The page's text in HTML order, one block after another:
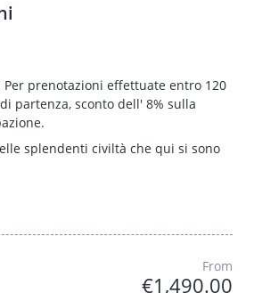
Per prenotazioni effettuate entro 120
partenza, sconto dell' 8% sulla
splendenti civiltà che qui si sono
From
€1,490.00